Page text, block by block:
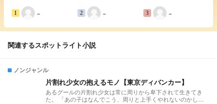
1 − 2 − 3 −
関連するスポットライト小説
ノンジャンル
片割れ少女の抱えるモノ【東京ディバンカー】
あるグールの片割れ少女は常に周りから卑下されて生きてき
た。 「あの子はなんでこう、周りと上手くやれないのかし